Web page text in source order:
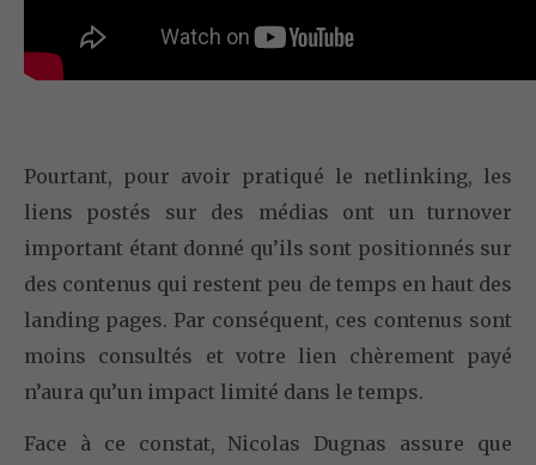
Pourtant, pour avoir pratiqué le netlinking, les
liens postés sur des médias ont un turnover
important étant donné qu’ils sont positionnés sur
des contenus qui restent peu de temps en haut des
landing pages. Par conséquent, ces contenus sont
moins consultés et votre lien chèrement payé
n’aura qu’un impact limité dans le temps.
Face à ce constat, Nicolas Dugnas assure que